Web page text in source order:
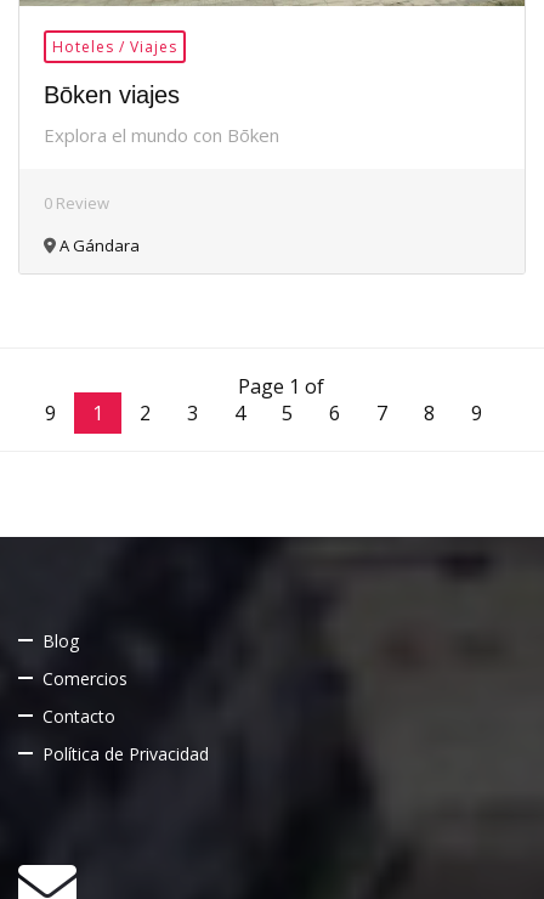
Hoteles / Viajes
Bōken viajes
Explora el mundo con Bōken
0 Review
A Gándara
Page 1 of
9
1 2 3 4 5 6 7 8 9
Blog
Comercios
Contacto
Política de Privacidad